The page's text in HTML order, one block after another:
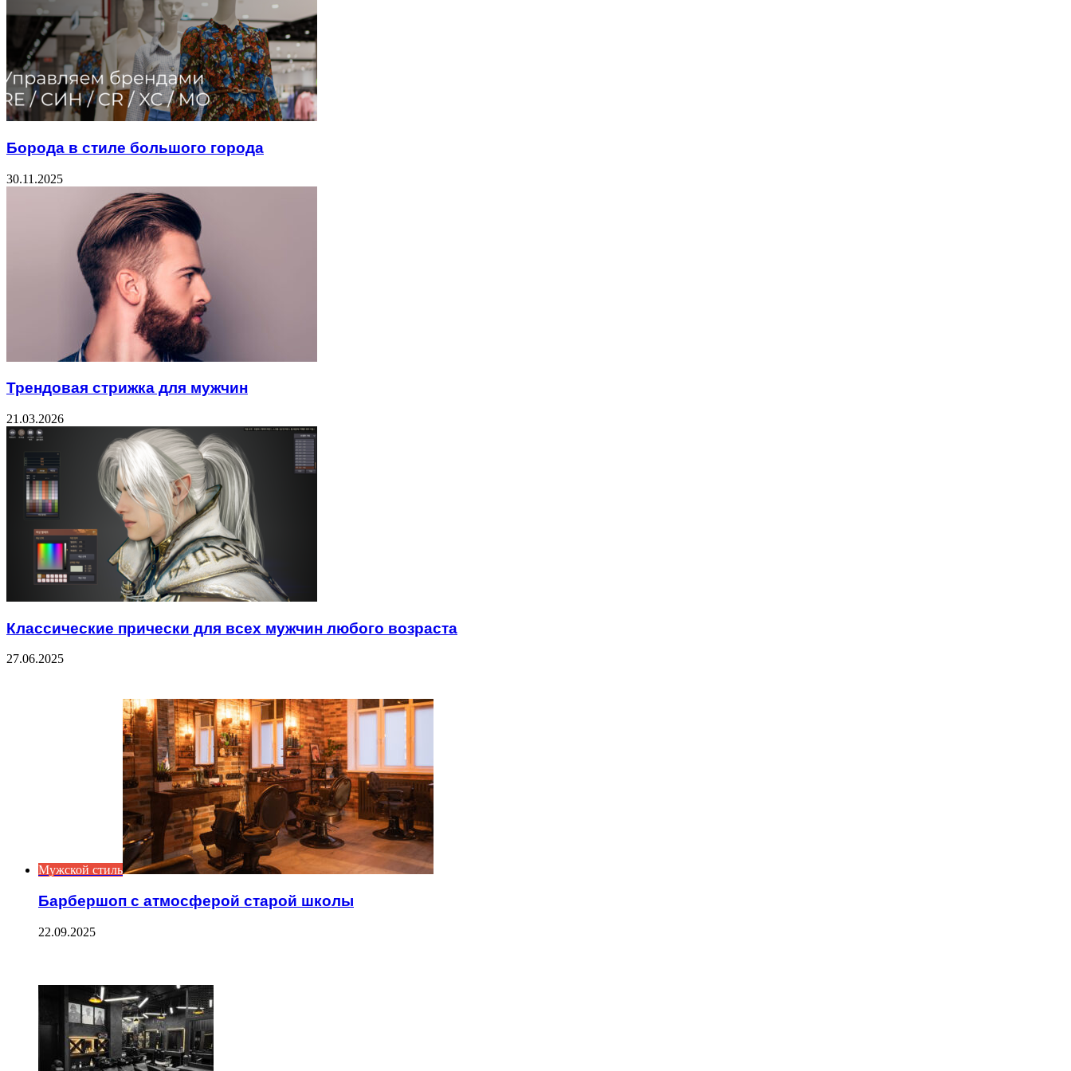
Борода в стиле большого города
30.11.2025
Трендовая стрижка для мужчин
21.03.2026
Классические прически для всех мужчин любого возраста
27.06.2025
Мужской стиль
Барбершоп с атмосферой старой школы
22.09.2025